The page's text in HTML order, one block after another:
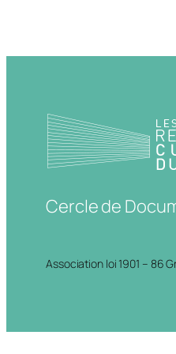
Cercle de
Association loi 1901 – 86